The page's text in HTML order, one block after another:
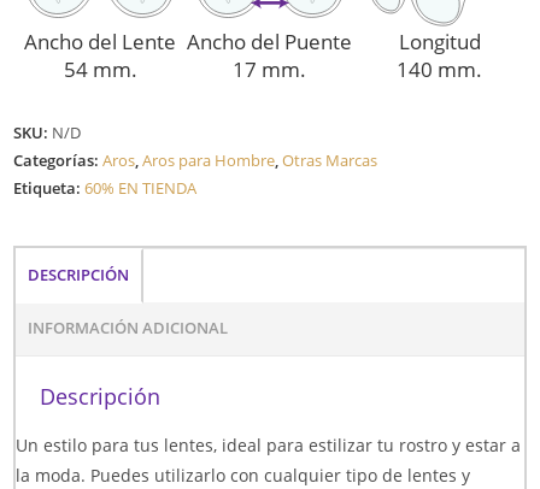
Ancho del Lente
54 mm.
Ancho del Puente
17 mm.
Longitud
140 mm.
SKU: N/D
Categorías:Aros,Aros para Hombre,Otras Marcas
Etiqueta:60% EN TIENDA
DESCRIPCIÓN
INFORMACIÓN ADICIONAL
Descripción
Un estilo para tus lentes, ideal para estilizar tu rostro y estar a
la moda. Puedes utilizarlo con cualquier tipo de lentes y